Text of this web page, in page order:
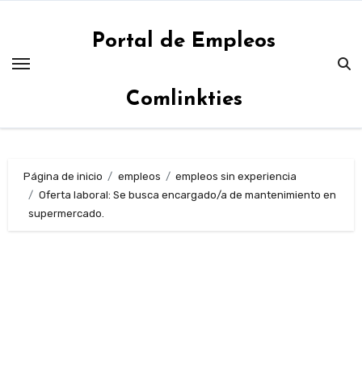
contenido
Portal de Empleos
Comlinkties
Página de inicio empleos
empleos sin experiencia
Oferta laboral: Se busca encargado/a de mantenimiento en
supermercado.